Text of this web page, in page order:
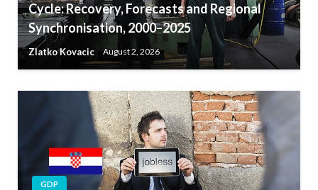
Cycle: Recovery, Forecasts and Regional
Synchronisation, 2000–2025
Zlatko Kovacic August 2, 2026
GDP